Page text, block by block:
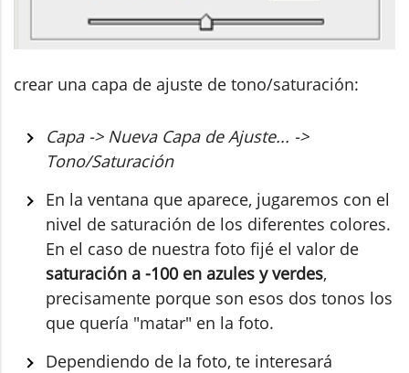
crear una capa de ajuste de tono/saturación:
Capa -> Nueva Capa de Ajuste... ->
Tono/Saturación
En la ventana que aparece, jugaremos con el
nivel de saturación de los diferentes colores.
En el caso de nuestra foto fijé el valor de
saturación a -100 en azules y verdes,
precisamente porque son esos dos tonos los
que quería "matar" en la foto.
Dependiendo de la foto, te interesará